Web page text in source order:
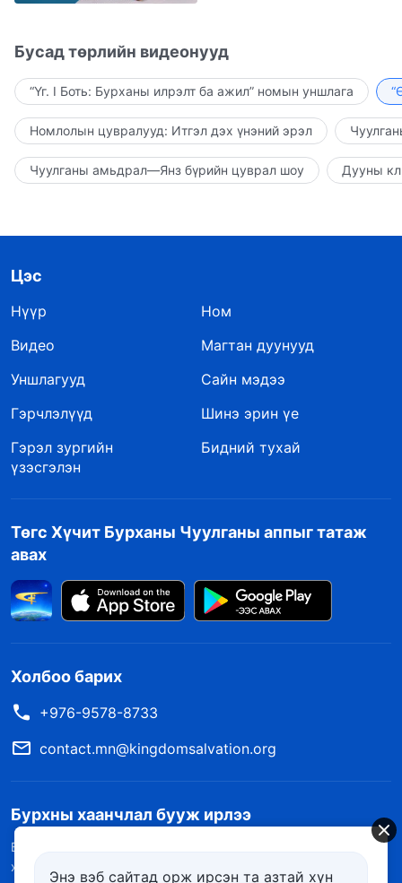
Бусад төрлийн видеонууд
“Үг. I Боть: Бурханы илрэлт ба ажил” номын уншлага
Номлолын цувралууд: Итгэл дэх үнэний эрэл
Чуулганы амьдрал—Янз бүрийн цуврал шоу Дууны
Цэс
Нүүр
Ном
Видео
Магтан дуунууд
Уншлагууд
Сайн мэдээ
Гэрчлэлүүд
Шинэ эрин үе
Гэрэл зургийн
үзэсгэлэн
Бидний тухай
Төгс Хүчит Бурханы Чуулганы аппыг татаж
авах
Холбоо барих
+976-9578-8733
contact.mn@kingdomsalvation.org
Бурхны хаанчлал бууж ирлээ
Бурханы хаанчлал дэлхий дээр бууж ирлээ! Та Бурханы
хаанчлалд орохыг хүсэж байна уу?
Энэ вэб сайтад орж ирсэн та азтай хүн